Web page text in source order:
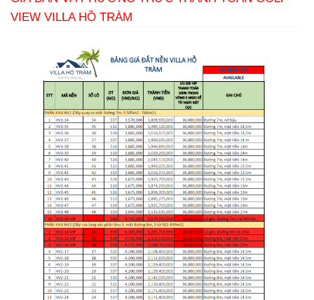
VIEW VILLA HỒ TRÀM